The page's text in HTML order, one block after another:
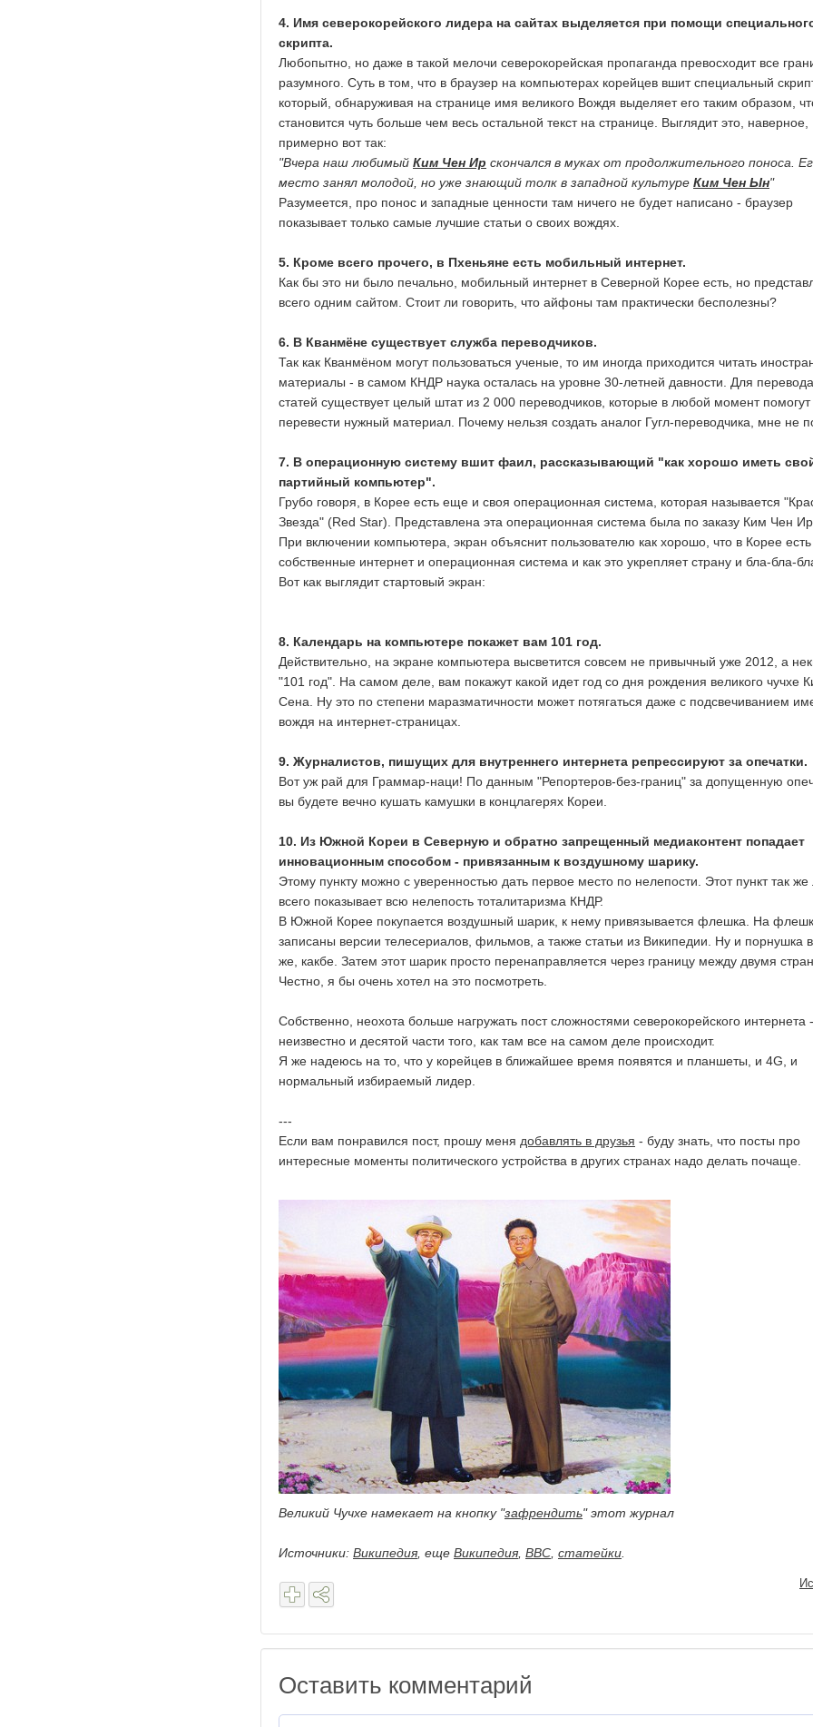
4. Имя северокорейского лидера на сайтах выделяется при помощи
скрипта.
Любопытно, но даже в такой мелочи северокорейская пропаганда превосходит все
разумного. Суть в том, что в браузер на компьютерах корейцев вшит специальный
который, обнаруживая на странице имя великого Вождя выделяет его таким образом,
становится чуть больше чем весь остальной текст на странице. Выглядит это, наверное,
примерно вот так:
"Вчера наш любимый Ким Чен Ир скончался в муках от продолжительного поноса.
место занял молодой, но уже знающий толк в западной культуре Ким Чен Ын"
Разумеется, про понос и западные ценности там ничего не будет написано - браузер
показывает только самые лучшие статьи о своих вождях.
5. Кроме всего прочего, в Пхеньяне есть мобильный интернет.
Как бы это ни было печально, мобильный интернет в Северной Корее есть, но
всего одним сайтом. Стоит ли говорить, что айфоны там практически бесполезны?
6. В Кванмёне существует служба переводчиков.
Так как Кванмёном могут пользоваться ученые, то им иногда приходится читать
материалы - в самом КНДР наука осталась на уровне 30-летней давности. Для перевода
статей существует целый штат из 2 000 переводчиков, которые в любой момент помогут
перевести нужный материал. Почему нельзя создать аналог Гугл-переводчика, мне не
7. В операционную систему вшит фаил, рассказывающий "как хорошо иметь
партийный компьютер".
Грубо говоря, в Корее есть еще и своя операционная система, которая называется
Звезда" (Red Star). Представлена эта операционная система была по заказу Ким Чен
При включении компьютера, экран объяснит пользователю как хорошо, что в Корее есть
собственные интернет и операционная система и как это укрепляет страну и бла-бла-
Вот как выглядит стартовый экран:
8. Календарь на компьютере покажет вам 101 год.
Действительно, на экране компьютера высветится совсем не привычный уже 2012, а
"101 год". На самом деле, вам покажут какой идет год со дня рождения великого чучхе
Сена. Ну это по степени маразматичности может потягаться даже с подсвечиванием
вождя на интернет-страницах.
9. Журналистов, пишущих для внутреннего интернета репрессируют за опечатки.
Вот уж рай для Граммар-наци! По данным "Репортеров-без-границ" за допущенную
вы будете вечно кушать камушки в концлагерях Кореи.
10. Из Южной Кореи в Северную и обратно запрещенный медиаконтент попадает
инновационным способом - привязанным к воздушному шарику.
Этому пункту можно с уверенностью дать первое место по нелепости. Этот пункт так
всего показывает всю нелепость тоталитаризма КНДР.
В Южной Корее покупается воздушный шарик, к нему привязывается флешка. На
записаны версии телесериалов, фильмов, а также статьи из Википедии. Ну и порнушка
же, какбе. Затем этот шарик просто перенаправляется через границу между двумя
Честно, я бы очень хотел на это посмотреть.
Собственно, неохота больше нагружать пост сложностями северокорейского интернета
неизвестно и десятой части того, как там все на самом деле происходит.
Я же надеюсь на то, что у корейцев в ближайшее время появятся и планшеты, и 4G, и
нормальный избираемый лидер.
---
Если вам понравился пост, прошу меня добавлять в друзья - буду знать, что посты про
интересные моменты политического устройства в других странах надо делать почаще.
Великий Чучхе намекает на кнопку "зафрендить" этот журнал
Источники: Википедия , еще Википедия BBC статейки
Оставить комментарий